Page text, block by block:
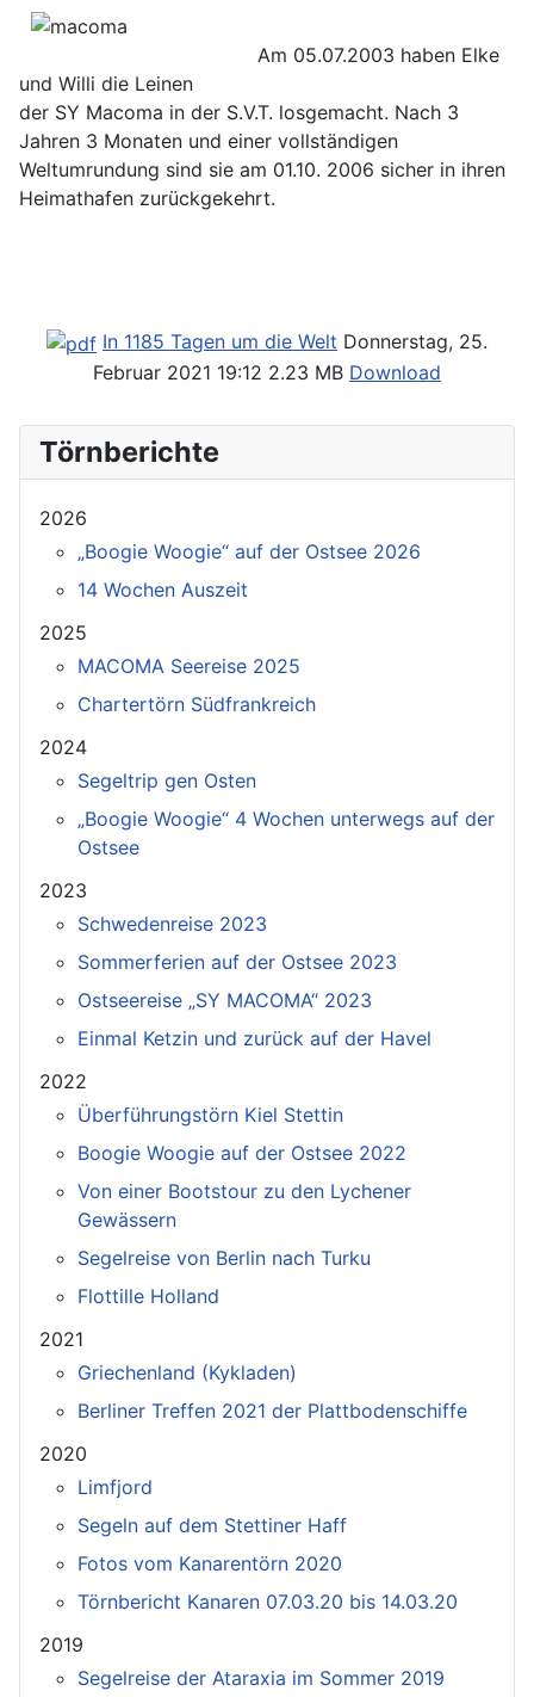
Am 05.07.2003 haben Elke
und Willi die Leinen
der SY Macoma in der S.V.T. losgemacht. Nach 3
Jahren 3 Monaten und einer vollständigen
Weltumrundung sind sie am 01.10. 2006 sicher in ihren
Heimathafen zurückgekehrt.
In 1185 Tagen um die Welt Donnerstag, 25.
Februar 2021 19:12 2.23 MB Download
Törnberichte
2026
„Boogie Woogie“ auf der Ostsee 2026
14 Wochen Auszeit
2025
MACOMA Seereise 2025
Chartertörn Südfrankreich
2024
Segeltrip gen Osten
„Boogie Woogie“ 4 Wochen unterwegs auf der
Ostsee
2023
Schwedenreise 2023
Sommerferien auf der Ostsee 2023
Ostseereise „SY MACOMA“ 2023
Einmal Ketzin und zurück auf der Havel
2022
Überführungstörn Kiel Stettin
Boogie Woogie auf der Ostsee 2022
Von einer Bootstour zu den Lychener
Gewässern
Segelreise von Berlin nach Turku
Flottille Holland
2021
Griechenland (Kykladen)
Berliner Treffen 2021 der Plattbodenschiffe
2020
Limfjord
Segeln auf dem Stettiner Haff
Fotos vom Kanarentörn 2020
Törnbericht Kanaren 07.03.20 bis 14.03.20
2019
Segelreise der Ataraxia im Sommer 2019